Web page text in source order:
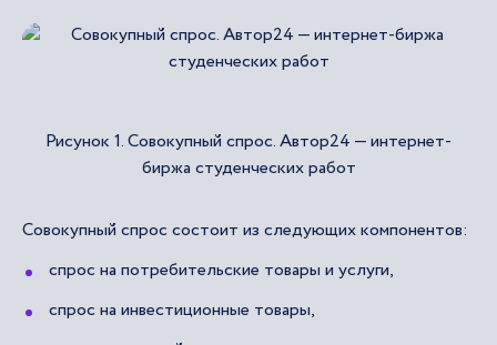
Рисунок 1. Совокупный спрос. Автор24 — интернет-
биржа студенческих работ
Совокупный спрос состоит из следующих компонентов:
спрос на потребительские товары и услуги,
спрос на инвестиционные товары,